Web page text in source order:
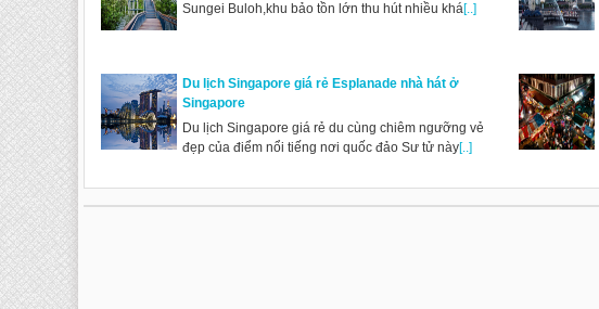
Sungei Buloh,khu bảo tồn lớn thu hút nhiều khá[..]
Du lịch Singapore giá rẻ Esplanade nhà hát ở
Singapore
Du lịch Singapore giá rẻ du cùng chiêm ngưỡng vẻ
đẹp của điểm nổi tiếng nơi quốc đảo Sư tử này[..]